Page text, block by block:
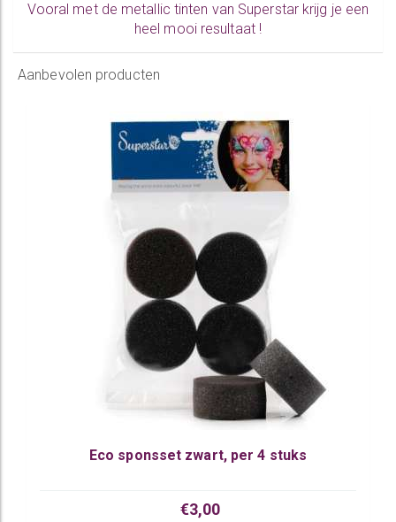
Vooral met de metallic tinten van Superstar krijg je een
heel mooi resultaat !
Aanbevolen producten
Eco sponsset zwart, per 4 stuks
€3,00